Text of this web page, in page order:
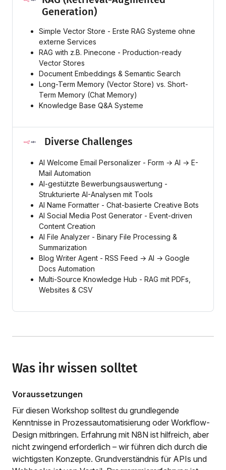
Generation)
Simple Vector Store - Erste RAG Systeme ohne
externe Services
RAG with z.B. Pinecone - Production-ready
Vector Stores
Document Embeddings & Semantic Search
Long-Term Memory (Vector Store) vs. Short-
Term Memory (Chat Memory)
Knowledge Base Q&A Systeme
Diverse Challenges
AI Welcome Email Personalizer - Form → AI → E-
Mail Automation
AI-gestützte Bewerbungsauswertung -
Strukturierte AI-Analysen mit Tools
AI Name Formatter - Chat-basierte Creative Bots
AI Social Media Post Generator - Event-driven
Content Creation
AI File Analyzer - Binary File Processing &
Summarization
Blog Writer Agent - RSS Feed → AI → Google
Docs Automation
Multi-Source Knowledge Hub - RAG mit PDFs,
Websites & CSV
Was ihr wissen solltet
Voraussetzungen
Für diesen Workshop solltest du grundlegende
Kenntnisse in Prozessautomatisierung oder Workflow-
Design mitbringen. Erfahrung mit N8N ist hilfreich, aber
nicht zwingend erforderlich – wir führen dich durch die
wichtigsten Konzepte. Grundverständnis für APIs und